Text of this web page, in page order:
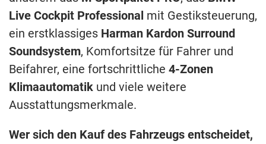
Live Cockpit Professional mit Gestiksteuerung,
ein erstklassiges Harman Kardon Surround
Soundsystem, Komfortsitze für Fahrer und
Beifahrer, eine fortschrittliche 4-Zonen
Klimaautomatik und viele weitere
Ausstattungsmerkmale.
Wer sich den Kauf des Fahrzeugs entscheidet,